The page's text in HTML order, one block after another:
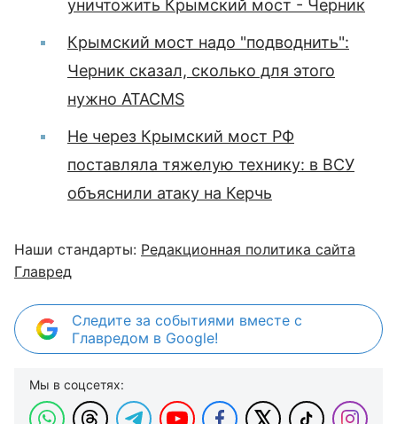
уничтожить Крымский мост - Черник
Крымский мост надо "подводнить":
Черник сказал, сколько для этого
нужно ATACMS
Не через Крымский мост РФ
поставляла тяжелую технику: в ВСУ
объяснили атаку на Керчь
Наши стандарты: Редакционная политика сайта
Главред
Следите за событиями вместе с
Главредом в Google!
Мы в соцсетях: